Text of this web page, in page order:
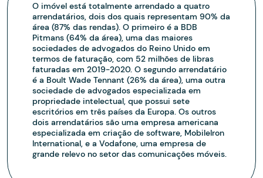
O imóvel está totalmente arrendado a quatro
arrendatários, dois dos quais representam 90% da
área (87% das rendas). O primeiro é a BDB
Pitmans (64% da área), uma das maiores
sociedades de advogados do Reino Unido em
termos de faturação, com 52 milhões de libras
faturadas em 2019-2020. O segundo arrendatário
é a Boult Wade Tennant (26% da área), uma outra
sociedade de advogados especializada em
propriedade intelectual, que possui sete
escritórios em três países da Europa. Os outros
dois arrendatários são uma empresa americana
especializada em criação de software, MobileIron
International, e a Vodafone, uma empresa de
grande relevo no setor das comunicações móveis.